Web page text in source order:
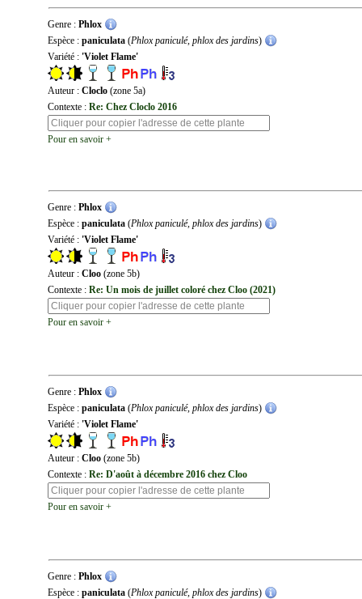
Genre : Phlox
Espèce : paniculata (Phlox paniculé, phlox des jardins)
Variété : 'Violet Flame'
Auteur : Cloclo (zone 5a)
Contexte : Re: Chez Cloclo 2016
Pour en savoir +
Genre : Phlox
Espèce : paniculata (Phlox paniculé, phlox des jardins)
Variété : 'Violet Flame'
Auteur : Cloo (zone 5b)
Contexte : Re: Un mois de juillet coloré chez Cloo (2021)
Pour en savoir +
Genre : Phlox
Espèce : paniculata (Phlox paniculé, phlox des jardins)
Variété : 'Violet Flame'
Auteur : Cloo (zone 5b)
Contexte : Re: D'août à décembre 2016 chez Cloo
Pour en savoir +
Genre : Phlox
Espèce : paniculata (Phlox paniculé, phlox des jardins)